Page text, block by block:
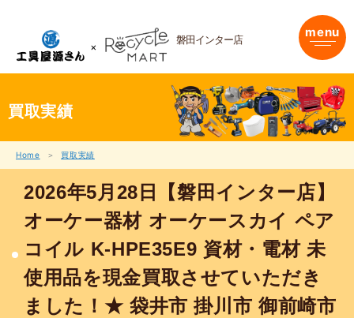
磐田インター店 menu
買取実績
Home 買取実績
2026年5月28日【磐田インター店】
オーケー器材 オーケースカイ ペア
コイル K-HPE35E9 資材・電材 未
使用品を現金買取させていただき
ました！★ 袋井市 掛川市 御前崎市